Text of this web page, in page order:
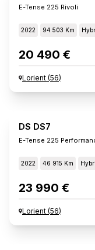
E-Tense 225 Rivoli
2022 94 503 Km
20 490 €
Lorient (56)
DS DS7
E-Tense 225
2022 46 915 Km
23 990 €
Lorient (56)